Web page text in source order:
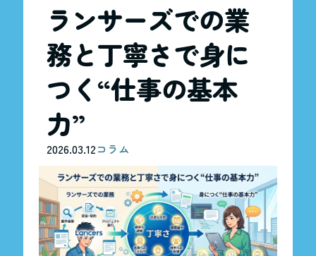
ランサーズでの業
務と丁寧さで身に
つく“仕事の基本
力”
2026.03.12コラム